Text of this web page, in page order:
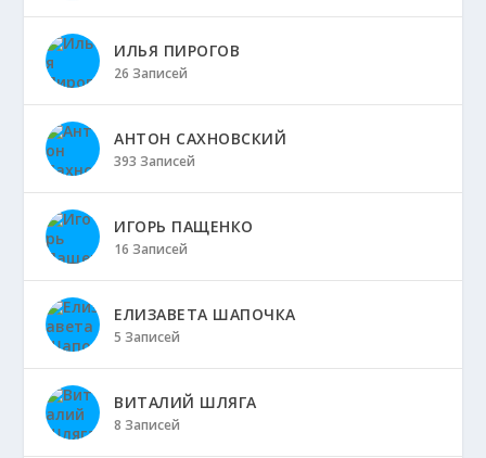
ИЛЬЯ ПИРОГОВ
26 Записей
АНТОН САХНОВСКИЙ
393 Записей
ИГОРЬ ПАЩЕНКО
16 Записей
ЕЛИЗАВЕТА ШАПОЧКА
5 Записей
ВИТАЛИЙ ШЛЯГА
8 Записей